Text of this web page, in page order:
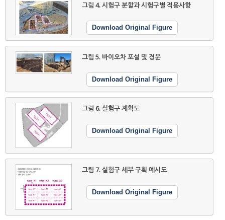
그림 4.시험구 분할과 시험구별 적용사항
Download Original Figure
그림 5. 바이오차 포설 및 경운
Download Original Figure
그림 6.실험구 계획도
Download Original Figure
그림 7.실험구 세부 구획 예시도
Download Original Figure